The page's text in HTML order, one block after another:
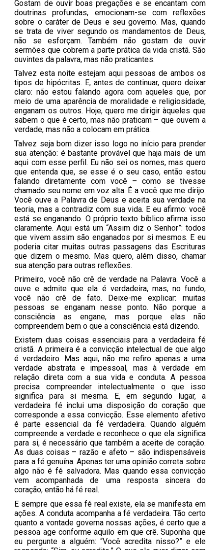
Gostam de ouvir boas pregações e se encantam com
doutrinas profundas, emocionam-se com reflexões
sobre o caráter de Deus e seu governo. Mas, quando
se trata de viver segundo os mandamentos de Deus,
não se esforçam. Também não gostam de ouvir
sermões que cobrem a parte prática da vida cristã. São
ouvintes da palavra, mas não praticantes.
Talvez esta noite estejam aqui pessoas de ambos os
tipos de hipócritas. E, antes de continuar, quero deixar
claro: não estou falando agora com aqueles que, por
meio de uma aparência de moralidade e religiosidade,
enganam os outros. Hoje, quero me dirigir àqueles que
sabem o que é certo, mas não praticam – que ouvem a
verdade, mas não a colocam em prática.
Talvez seja bom dizer isso logo no início para prender
sua atenção: é bastante provável que haja mais de um
aqui com esse perfil. Eu não sei os nomes, mas quero
que entenda que, se esse é o seu caso, então estou
falando diretamente com você – como se tivesse
chamado seu nome em voz alta. É a você que me dirijo.
Você ouve a Palavra de Deus e aceita sua verdade na
teoria, mas a contradiz com sua vida. E eu afirmo: você
está se enganando. O próprio texto bíblico afirma isso
claramente. Aqui está um “Assim diz o Senhor”: todos
que vivem assim são enganados por si mesmos. E eu
poderia citar muitas outras passagens das Escrituras
que dizem o mesmo. Mas quero, além disso, chamar
sua atenção para outras reflexões.
Primeiro, você não crê de verdade na Palavra. Você a
ouve e admite que ela é verdadeira, mas, no fundo,
você não crê de fato. Deixe-me explicar: muitas
pessoas se enganam nesse ponto. Não porque a
consciência as engane, mas porque elas não
compreendem bem o que a consciência está dizendo.
Existem duas coisas essenciais para a verdadeira fé
cristã. A primeira é a convicção intelectual de que algo
é verdadeiro. Mas aqui, não me refiro apenas a uma
verdade abstrata e impessoal, mas à verdade em
relação direta com a sua vida e conduta. A pessoa
precisa compreender intelectualmente o que isso
significa para si mesma. E, em segundo lugar, a
verdadeira fé inclui uma disposição do coração que
corresponde a essa convicção. Esse elemento afetivo
é parte essencial da fé verdadeira. Quando alguém
compreende a verdade e reconhece o que ela significa
para si, é necessário que também a aceite de coração.
As duas coisas – razão e afeto – são indispensáveis
para a fé genuína. Apenas ter uma opinião correta sobre
algo não é fé salvadora. Mas quando essa convicção
vem acompanhada de uma resposta sincera do
coração, então há fé real.
E sempre que essa fé real existe, ela se manifesta em
ações. A conduta acompanha a fé verdadeira. Tão certo
quanto a vontade governa nossas ações, é certo que a
pessoa age conforme aquilo em que crê. Suponha que
eu pergunte a alguém: “Você acredita nisso?” e ele